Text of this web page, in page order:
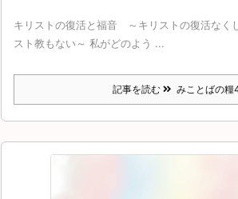
キリストの復活と福音 ～キリストの復活なく
スト教もない～ 私がどのよう ...
記事を読む みことばの糧